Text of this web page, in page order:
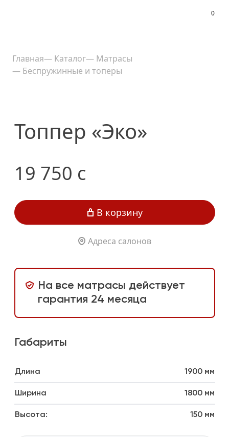
0
Главная— Каталог— Матрасы
— Беспружинные и топеры
Топпер «Эко»
19 750 c
В корзину
Адреса салонов
На все матрасы действует
гарантия 24 месяца
Габариты
Длина 1900 мм
Ширина 1800 мм
Высота: 150 мм